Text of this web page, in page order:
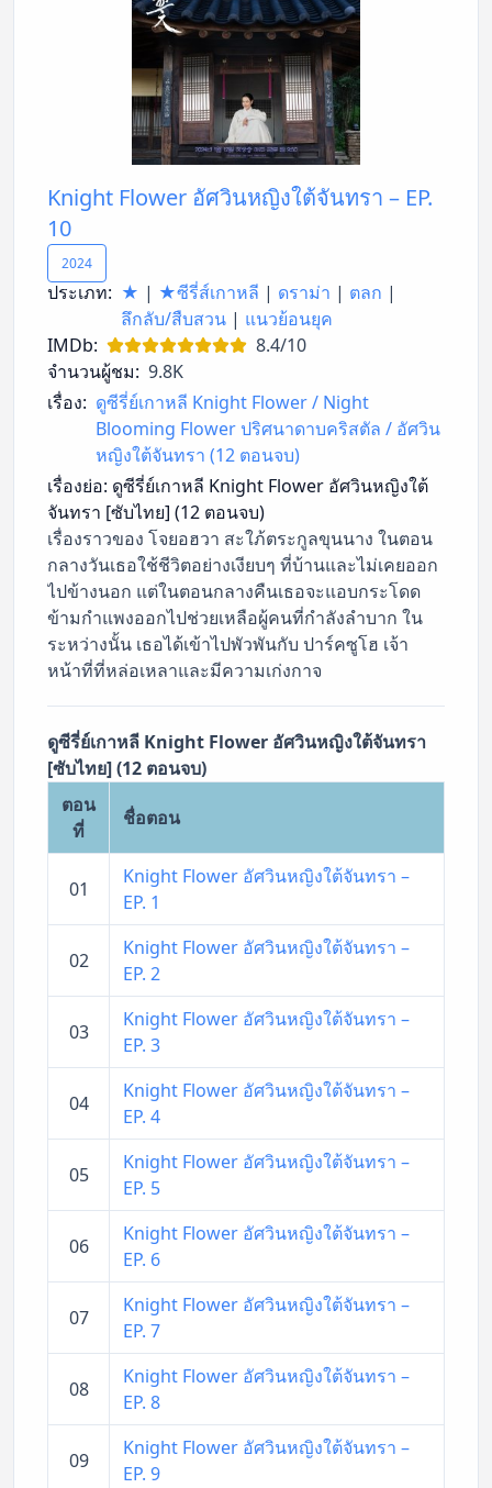
Knight Flower อัศวินหญิงใต้จันทรา – EP.
10
2024
ประเภท: ★ | ★ซีรี่ส์เกาหลี | ดราม่า | ตลก |
ลึกลับ/สืบสวน | แนวย้อนยุค
IMDb:
8.4/10
จำนวนผู้ชม: 9.8K
เรื่อง: ดูซีรี่ย์เกาหลี Knight Flower / Night
Blooming Flower ปริศนาดาบคริสตัล / อัศวิน
หญิงใต้จันทรา (12 ตอนจบ)
เรื่องย่อ: ดูซีรี่ย์เกาหลี Knight Flower อัศวินหญิงใต้
จันทรา [ซับไทย] (12 ตอนจบ)
เรื่องราวของ โจยอฮวา สะใภ้ตระกูลขุนนาง ในตอน
กลางวันเธอใช้ชีวิตอย่างเงียบๆ ที่บ้านและไม่เคยออก
ไปข้างนอก แต่ในตอนกลางคืนเธอจะแอบกระโดด
ข้ามกำแพงออกไปช่วยเหลือผู้คนที่กำลังลำบาก ใน
ระหว่างนั้น เธอได้เข้าไปพัวพันกับ ปาร์คซูโฮ เจ้า
หน้าที่ที่หล่อเหลาและมีความเก่งกาจ
ดูซีรี่ย์เกาหลี Knight Flower อัศวินหญิงใต้จันทรา
[ซับไทย] (12 ตอนจบ)
ตอน
ที่
ชื่อตอน
01
Knight Flower อัศวินหญิงใต้จันทรา –
EP. 1
02
Knight Flower อัศวินหญิงใต้จันทรา –
EP. 2
03
Knight Flower อัศวินหญิงใต้จันทรา –
EP. 3
04
Knight Flower อัศวินหญิงใต้จันทรา –
EP. 4
05
Knight Flower อัศวินหญิงใต้จันทรา –
EP. 5
06
Knight Flower อัศวินหญิงใต้จันทรา –
EP. 6
07
Knight Flower อัศวินหญิงใต้จันทรา –
EP. 7
08
Knight Flower อัศวินหญิงใต้จันทรา –
EP. 8
09
Knight Flower อัศวินหญิงใต้จันทรา –
EP. 9